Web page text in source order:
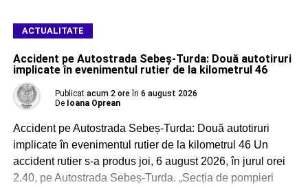
ACTUALITATE
Accident pe Autostrada Sebeș-Turda: Două autotiruri
implicate în evenimentul rutier de la kilometrul 46
Publicat acum 2 ore în 6 august 2026
De Ioana Oprean
Accident pe Autostrada Sebeș-Turda: Două autotiruri
implicate în evenimentul rutier de la kilometrul 46 Un
accident rutier s-a produs joi, 6 august 2026, în jurul orei
2.40, pe Autostrada Sebeș-Turda. „Secția de pompieri